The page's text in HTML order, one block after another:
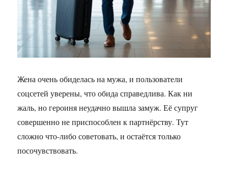
Жена очень обиделась на мужа, и пользователи
соцсетей уверены, что обида справедлива. Как ни
жаль, но героиня неудачно вышла замуж. Её супруг
совершенно не приспособлен к партнёрству. Тут
сложно что-либо советовать, и остаётся только
посочувствовать.